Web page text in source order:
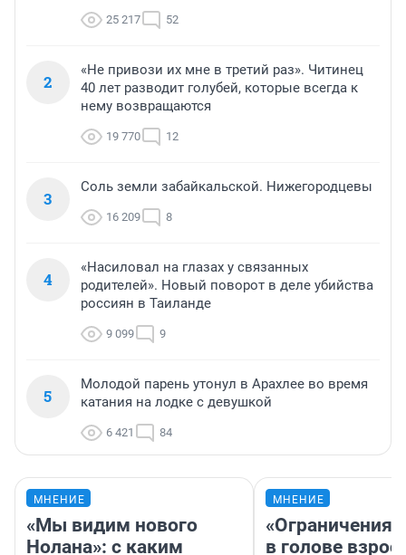
25 217 52
2
«Не привози их мне в третий раз». Читинец
40 лет разводит голубей, которые всегда к
нему возвращаются
19 770 12
3
Соль земли забайкальской. Нижегородцевы
16 209 8
4
«Насиловал на глазах у связанных
родителей». Новый поворот в деле убийства
россиян в Таиланде
9 099 9
5
Молодой парень утонул в Арахлее во время
катания на лодке с девушкой
6 421 84
МНЕНИЕ
«Мы видим нового
Нолана»: с каким
МНЕНИЕ
«Ограничения
в голове